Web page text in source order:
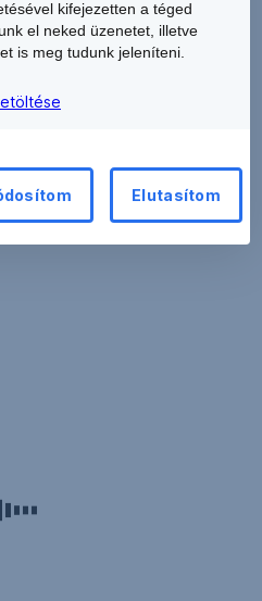
áll. A kibocsátó saját
kifejezetten a téged
el neked üzenetet, illetve
is meg tudunk jeleníteni.
Elutasítom